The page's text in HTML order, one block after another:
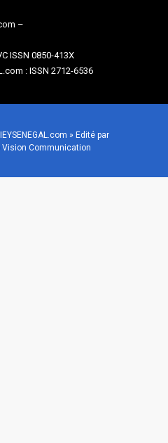
–
ISSN 0850-413X
: ISSN 2712-6536
» Edité par
Vision Communication